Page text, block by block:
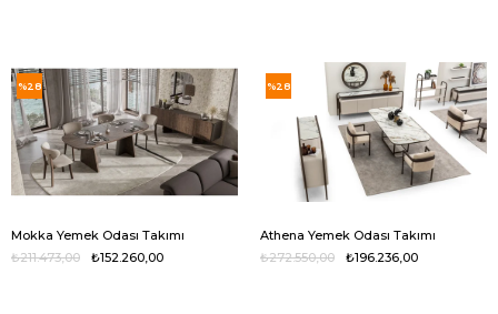
Mokka Yemek Odası Takımı
₺152.260,00
₺211.473,00
%28
Athena Yemek Odası Takımı
₺196.236,00
₺272.550,00
%28